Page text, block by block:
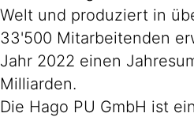
Welt und produziert in
33'500 Mitarbeitenden
Jahr 2022 einen
Milliarden.
Die Hago PU GmbH ist